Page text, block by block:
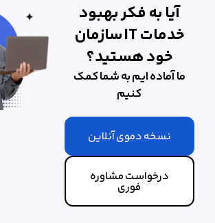
آیا به فکر بهبود
خدمات IT سازمان
خود هستید؟
ما آماده ایم به شما کمک
کنیم
نسخه دموی آنلاین
درخواست مشاوره
فوری